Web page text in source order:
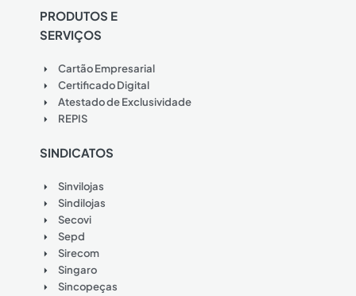
PRODUTOS E
SERVIÇOS
Cartão Empresarial
Certificado Digital
Atestado de Exclusividade
REPIS
SINDICATOS
Sinvilojas
Sindilojas
Secovi
Sepd
Sirecom
Singaro
Sincopeças